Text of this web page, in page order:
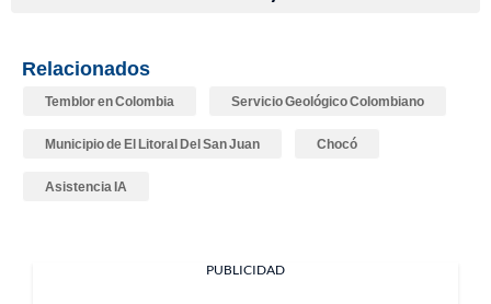
Relacionados
Temblor en Colombia Servicio Geológico Colombiano
Municipio de El Litoral Del San Juan Chocó
Asistencia IA
PUBLICIDAD